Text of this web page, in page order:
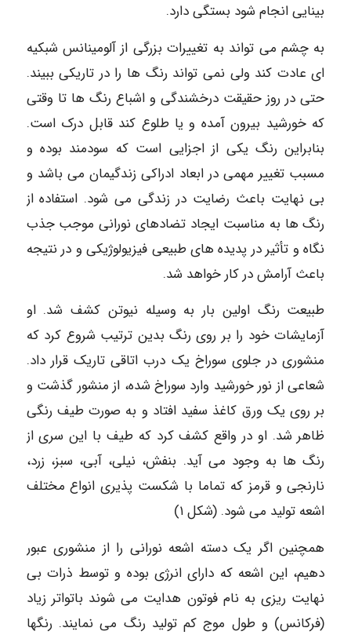
بینایی انجام شود بستگی دارد.
به چشم می تواند به تغییرات بزرگی از آلومینانس شبکیه
ای عادت کند ولی نمی تواند رنگ ها را در تاریکی ببیند.
حتی در روز حقیقت درخشندگی و اشباع رنگ ها تا وقتی
که خورشید بیرون آمده و یا طلوع کند قابل درک است.
بنابراین رنگ یکی از اجزایی است که سودمند بوده و
مسبب تغییر مهمی در ابعاد ادراکی زندگیمان می باشد و
بی نهایت باعث رضایت در زندگی می شود. استفاده از
رنگ ها به مناسبت ایجاد تضادهای نورانی موجب جذب
نگاه و تأثیر در پدیده های طبیعی فیزیولوژیکی و در نتیجه
باعث آرامش در کار خواهد شد.
طبیعت رنگ اولین بار به وسیله نیوتن کشف شد. او
آزمایشات خود را بر روی رنگ بدین ترتیب شروع کرد که
منشوری در جلوی سوراخ یک درب اتاقی تاریک قرار داد.
شعاعی از نور خورشید وارد سوراخ شده، از منشور گذشت و
بر روی یک ورق کاغذ سفید افتاد و به صورت طیف رنگی
ظاهر شد. او در واقع کشف کرد که طیف با این سری از
رنگ ها به وجود می آید. بنفش، نیلی، آبی، سبز، زرد،
نارنجی و قرمز که تماما با شکست پذیری انواع مختلف
اشعه تولید می شود. (شکل ۱)
همچنین اگر یک دسته اشعه نورانی را از منشوری عبور
دهیم، این اشعه که دارای انرژی بوده و توسط ذرات بی
نهایت ریزی به نام فوتون هدایت می شوند باتواتر زیاد
(فرکانس) و طول موج کم تولید رنگ می نمایند. رنگها